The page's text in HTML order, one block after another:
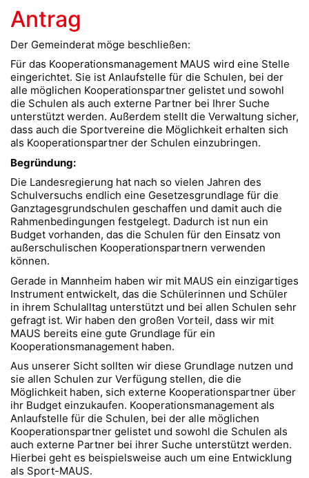
Antrag
Der Gemeinderat möge beschließen:
Für das Kooperationsmanagement MAUS wird eine Stelle
eingerichtet. Sie ist Anlaufstelle für die Schulen, bei der
alle möglichen Kooperationspartner gelistet und sowohl
die Schulen als auch externe Partner bei Ihrer Suche
unterstützt werden. Außerdem stellt die Verwaltung sicher,
dass auch die Sportvereine die Möglichkeit erhalten sich
als Kooperationspartner der Schulen einzubringen.
Begründung:
Die Landesregierung hat nach so vielen Jahren des
Schulversuchs endlich eine Gesetzesgrundlage für die
Ganztagesgrundschulen geschaffen und damit auch die
Rahmenbedingungen festgelegt. Dadurch ist nun ein
Budget vorhanden, das die Schulen für den Einsatz von
außerschulischen Kooperationspartnern verwenden
können.
Gerade in Mannheim haben wir mit MAUS ein einzigartiges
Instrument entwickelt, das die Schülerinnen und Schüler
in ihrem Schulalltag unterstützt und bei allen Schulen sehr
gefragt ist. Wir haben den großen Vorteil, dass wir mit
MAUS bereits eine gute Grundlage für ein
Kooperationsmanagement haben.
Aus unserer Sicht sollten wir diese Grundlage nutzen und
sie allen Schulen zur Verfügung stellen, die die
Möglichkeit haben, sich externe Kooperationspartner über
ihr Budget einzukaufen. Kooperationsmanagement als
Anlaufstelle für die Schulen, bei der alle möglichen
Kooperationspartner gelistet und sowohl die Schulen als
auch externe Partner bei ihrer Suche unterstützt werden.
Hierbei geht es beispielsweise auch um eine Entwicklung
als Sport-MAUS.